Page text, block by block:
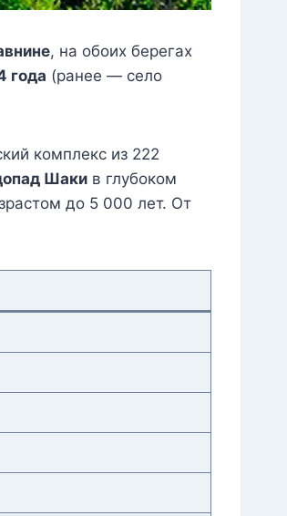
, на обоих берегах
года (ранее — село
комплекс из 222
Шаки в глубоком
до 5 000 лет. От